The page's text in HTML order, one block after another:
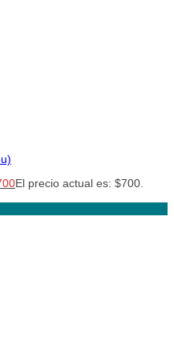
El precio actual es: $700.